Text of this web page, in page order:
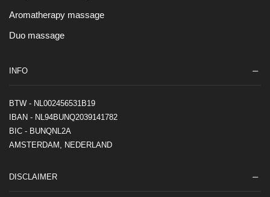
Aromatherapy massage
Duo massage
INFO
BTW - NL002456531B19
IBAN - NL94BUNQ2039141782
BIC - BUNQNL2A
AMSTERDAM, NEDERLAND
DISCLAIMER